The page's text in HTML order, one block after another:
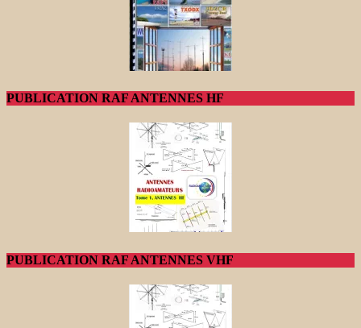
PUBLICATION RAF ANTENNES HF
PUBLICATION RAF ANTENNES VHF